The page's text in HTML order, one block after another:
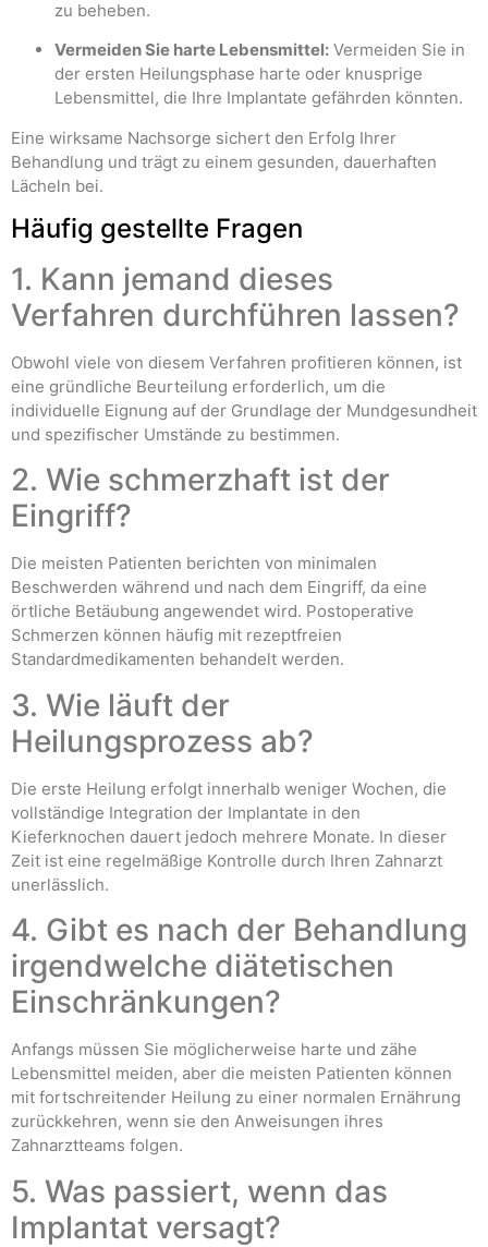
zu beheben.
Vermeiden Sie harte Lebensmittel: Vermeiden Sie in
der ersten Heilungsphase harte oder knusprige
Lebensmittel, die Ihre Implantate gefährden könnten.
Eine wirksame Nachsorge sichert den Erfolg Ihrer
Behandlung und trägt zu einem gesunden, dauerhaften
Lächeln bei.
Häufig gestellte Fragen
1. Kann jemand dieses
Verfahren durchführen lassen?
Obwohl viele von diesem Verfahren profitieren können, ist
eine gründliche Beurteilung erforderlich, um die
individuelle Eignung auf der Grundlage der Mundgesundheit
und spezifischer Umstände zu bestimmen.
2. Wie schmerzhaft ist der
Eingriff?
Die meisten Patienten berichten von minimalen
Beschwerden während und nach dem Eingriff, da eine
örtliche Betäubung angewendet wird. Postoperative
Schmerzen können häufig mit rezeptfreien
Standardmedikamenten behandelt werden.
3. Wie läuft der
Heilungsprozess ab?
Die erste Heilung erfolgt innerhalb weniger Wochen, die
vollständige Integration der Implantate in den
Kieferknochen dauert jedoch mehrere Monate. In dieser
Zeit ist eine regelmäßige Kontrolle durch Ihren Zahnarzt
unerlässlich.
4. Gibt es nach der Behandlung
irgendwelche diätetischen
Einschränkungen?
Anfangs müssen Sie möglicherweise harte und zähe
Lebensmittel meiden, aber die meisten Patienten können
mit fortschreitender Heilung zu einer normalen Ernährung
zurückkehren, wenn sie den Anweisungen ihres
Zahnarztteams folgen.
5. Was passiert, wenn das
Implantat versagt?